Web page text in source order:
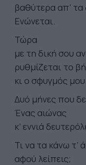
βαθύτερα απ’ τα
Ενώνεται.
Τώρα
με τη δική σου
ρυθμίζεται το
κι ο σφυγμός μου.
Δυό μήνες που
Ένας αιώνας
κ’ εννιά
Τι να τα κάνω τ’
αφού λείπεις;